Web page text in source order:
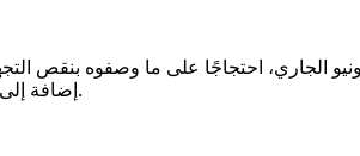
الأطباء الأخصائيون العاملون بمستشفى روصو عزمهم الدخول في إضراب عن العمل ابتداءً
إضافة إلى تأخر صرف مستحقاتهم المالية منذ أكثر من ستة أشهر.